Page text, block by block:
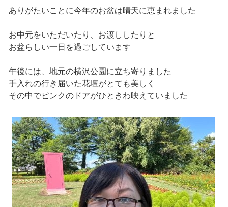
ありがたいことに今年のお盆は晴天に恵まれました
お中元をいただいたり、お渡ししたりと
お盆らしい一日を過ごしています
午後には、地元の横沢公園に立ち寄りました
手入れの行き届いた花壇がとても美しく
その中でピンクのドアがひときわ映えていました